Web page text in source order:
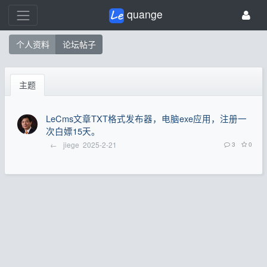
quange
个人资料 论坛帖子
主题
LeCms文章TXT格式发布器，电脑exe应用，注册一
次白嫖15天。
← jiege 2025-2-21 3 0